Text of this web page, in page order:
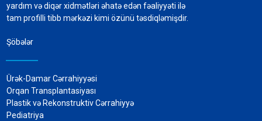
yardım və diqər xidmətləri əhatə edən fəaliyyəti ilə
tam profilli tibb mərkəzi kimi özünü təsdiqləmişdir.
Şöbələr
Ürək-Damar Cərrahiyyəsi
Orqan Transplantasiyası
Plastik və Rekonstruktiv Cərrahiyyə
Pediatriya